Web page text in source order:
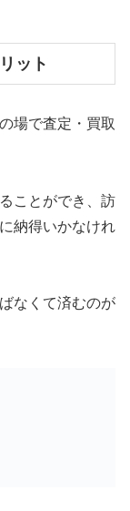
ット
場で査定・買取
ことができ、訪
納得いかなけれ
なくて済むのが